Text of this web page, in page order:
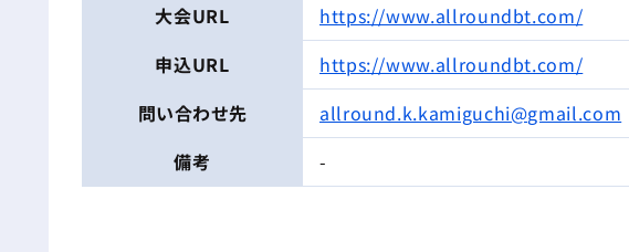
大会URL
https://www.allroundbt.com/
申込URL
https://www.allroundbt.com/
問い合わせ先
allround.k.kamiguchi@gmail.com
備考
-